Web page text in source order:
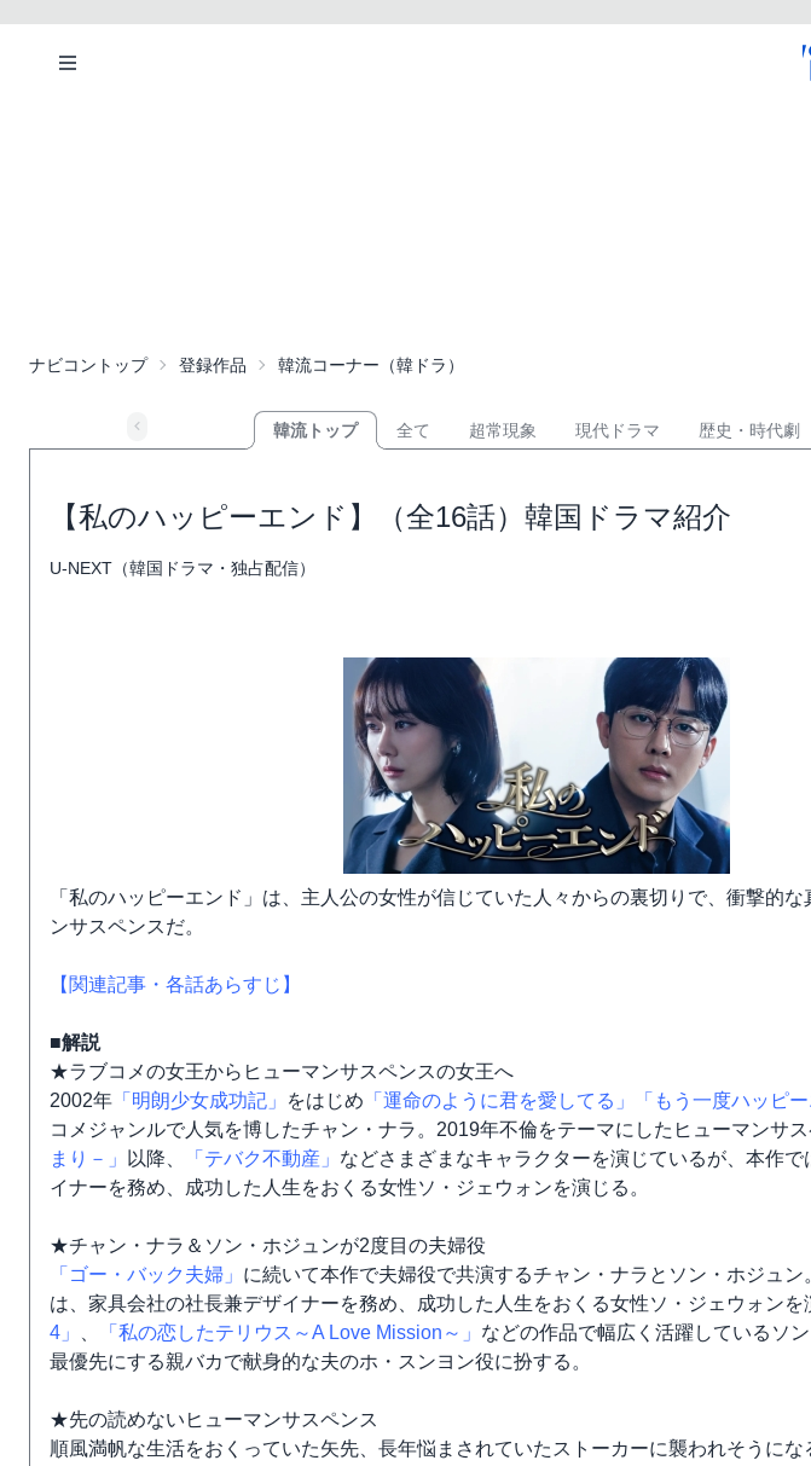
ナビコントップ 登録作品 韓流コーナー（韓ドラ）
韓流トップ 全て 超常現象 現代ドラマ 歴史・時代劇
【私のハッピーエンド】（全16話）韓国ドラマ紹介
U-NEXT（韓国ドラマ・独占配信）
「私のハッピーエンド」は、主人公の女性が信じていた人々からの裏切りで、衝撃的
ンサスペンスだ。
【関連記事・各話あらすじ】
■解説
★ラブコメの女王からヒューマンサスペンスの女王へ
2002年 「明朗少女成功記」 をはじめ 「運命のように君を愛してる」 「もう一度ハッピ
コメジャンルで人気を博したチャン・ナラ。2019年不倫をテーマにしたヒューマンサス
まり－」
以降、 「テバク不動産」 などさまざまなキャラクターを演じているが、本作
イナーを務め、成功した人生をおくる女性ソ・ジェウォンを演じる。
★チャン・ナラ＆ソン・ホジュンが2度目の夫婦役
「ゴー・バック夫婦」 に続いて本作で夫婦役で共演するチャン・ナラとソン・ホジュン
は、家具会社の社長兼デザイナーを務め、成功した人生をおくる女性ソ・ジェウォンを
4」
「私の恋したテリウス～A Love Mission～」 などの作品で幅広く活躍しているソ
最優先にする親バカで献身的な夫のホ・スンヨン役に扮する。
★先の読めないヒューマンサスペンス
順風満帆な生活をおくっていた矢先、長年悩まされていたストーカーに襲われそうにな